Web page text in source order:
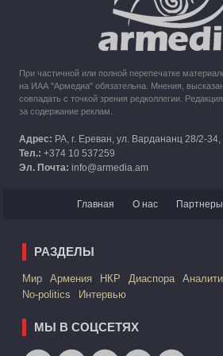
При частичной или полной перепечатке
на ИАА "Армедиа" обязательна. Мнения,
совпадать с точкой зрения редколлегии.
за содержание реклам.
Адрес: РА, г. Ереван, ул. Вардананц 28/2-
Тел.: +374 10 537259
Эл. Почта: info@armedia.am
Главная О нас Партнеры
РАЗДЕЛЫ
Mир Армения НКР Диаспора
No-politics
Интервью
МЫ В СОЦСЕТЯХ